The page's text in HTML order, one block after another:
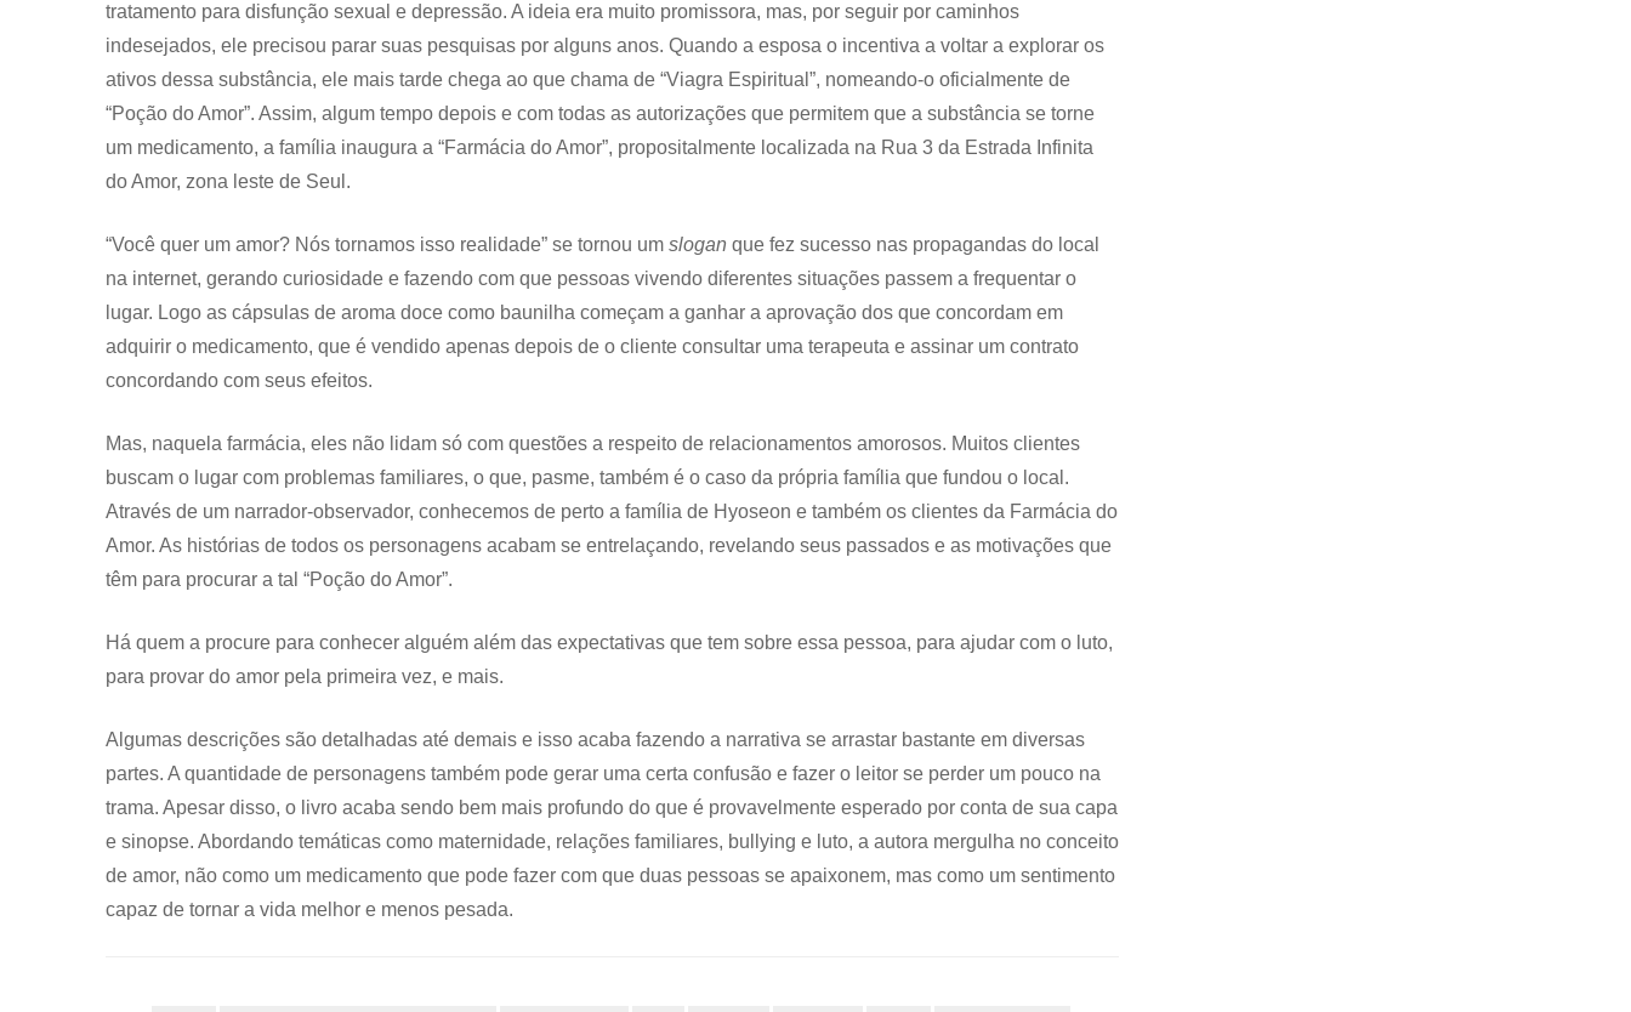
tratamento para disfunção sexual e depressão. A ideia era muito promissora, mas, por seguir por caminhos
indesejados, ele precisou parar suas pesquisas por alguns anos. Quando a esposa o incentiva a voltar a explorar os
ativos dessa substância, ele mais tarde chega ao que chama de “Viagra Espiritual”, nomeando-o oficialmente de
“Poção do Amor”. Assim, algum tempo depois e com todas as autorizações que permitem que a substância se torne
um medicamento, a família inaugura a “Farmácia do Amor”, propositalmente localizada na Rua 3 da Estrada Infinita
do Amor, zona leste de Seul.
“Você quer um amor? Nós tornamos isso realidade” se tornou um slogan que fez sucesso nas propagandas do local
na internet, gerando curiosidade e fazendo com que pessoas vivendo diferentes situações passem a frequentar o
lugar. Logo as cápsulas de aroma doce como baunilha começam a ganhar a aprovação dos que concordam em
adquirir o medicamento, que é vendido apenas depois de o cliente consultar uma terapeuta e assinar um contrato
concordando com seus efeitos.
Mas, naquela farmácia, eles não lidam só com questões a respeito de relacionamentos amorosos. Muitos clientes
buscam o lugar com problemas familiares, o que, pasme, também é o caso da própria família que fundou o local.
Através de um narrador-observador, conhecemos de perto a família de Hyoseon e também os clientes da Farmácia do
Amor. As histórias de todos os personagens acabam se entrelaçando, revelando seus passados e as motivações que
têm para procurar a tal “Poção do Amor”.
Há quem a procure para conhecer alguém além das expectativas que tem sobre essa pessoa, para ajudar com o luto,
para provar do amor pela primeira vez, e mais.
Algumas descrições são detalhadas até demais e isso acaba fazendo a narrativa se arrastar bastante em diversas
partes. A quantidade de personagens também pode gerar uma certa confusão e fazer o leitor se perder um pouco na
trama. Apesar disso, o livro acaba sendo bem mais profundo do que é provavelmente esperado por conta de sua capa
e sinopse. Abordando temáticas como maternidade, relações familiares, bullying e luto, a autora mergulha no conceito
de amor, não como um medicamento que pode fazer com que duas pessoas se apaixonem, mas como um sentimento
capaz de tornar a vida melhor e menos pesada.